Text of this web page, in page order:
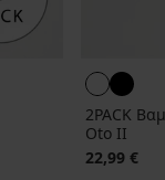
2PACK
Oto II
22,99 €